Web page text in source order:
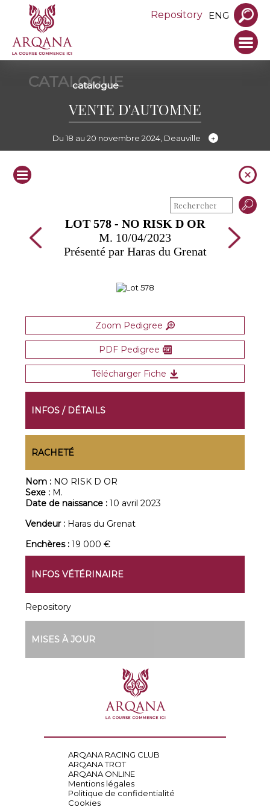
Repository ENG
CATALOGUE
catalogue
VENTE D'AUTOMNE
Du 18 au 20 novembre 2024, Deauville
LOT 578 - NO RISK D OR
M. 10/04/2023
Présenté par Haras du Grenat
Zoom Pedigree
PDF Pedigree
Télécharger Fiche
INFOS / DÉTAILS
RACHETÉ
Nom : NO RISK D OR
Sexe : M.
Date de naissance :10 avril 2023
Vendeur : Haras du Grenat
Enchères :19 000 €
INFOS VÉTÉRINAIRE
Repository
MISES À JOUR
ARQANA RACING CLUB
ARQANA TROT
ARQANA ONLINE
Mentions légales
Politique de confidentialité
Cookies